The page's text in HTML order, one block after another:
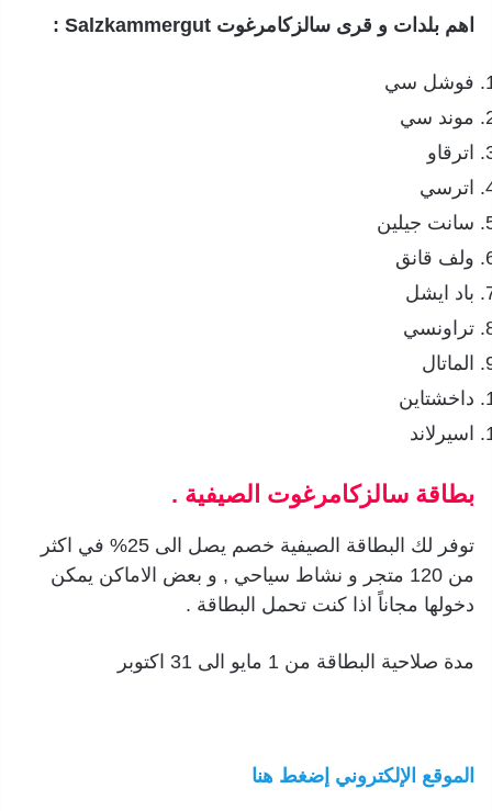
اهم بلدات و قرى سالزكامرغوت Salzkammergut :
فوشل سي
موند سي
اترقاو
اترسي
سانت جيلين
ولف قانق
باد ايشل
تراونسي
الماتال
داخشتاين
اسيرلاند
بطاقة سالزكامرغوت الصيفية .
توفر لك البطاقة الصيفية خصم يصل الى 25% في اكثر
من 120 متجر و نشاط سياحي , و بعض الاماكن يمكن
دخولها مجاناً اذا كنت تحمل البطاقة .
مدة صلاحية البطاقة من 1 مايو الى 31 اكتوبر
الموقع الإلكتروني إضغط هنا